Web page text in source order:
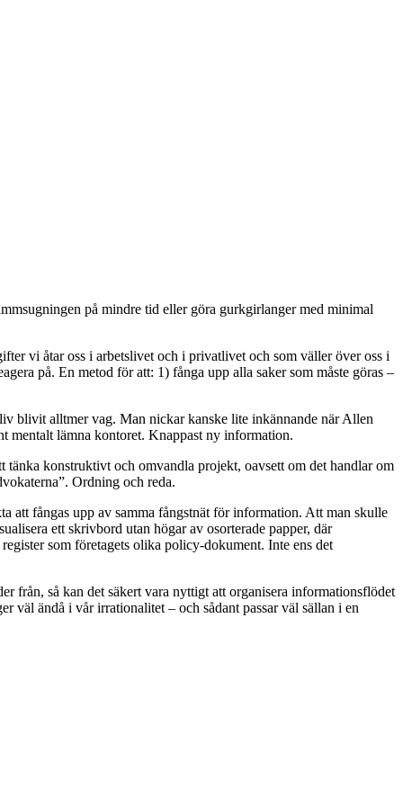
på mindre tid eller göra gurkgirlanger med minimal
vi åtar oss i arbetslivet och i privatlivet och som väller över oss i
på. En metod för att: 1) fånga upp alla saker som måste göras –
blivit alltmer vag. Man nickar kanske lite inkännande när Allen
mentalt lämna kontoret. Knappast ny information.
konstruktivt och omvandla projekt, oavsett om det handlar om
Ordning och reda.
att fångas upp av samma fångstnät för information. Att man skulle
ett skrivbord utan högar av osorterade papper, där
som företagets olika policy-dokument. Inte ens det
från, så kan det säkert vara nyttigt att organisera informationsflödet
väl ändå i vår irrationalitet – och sådant passar väl sällan i en